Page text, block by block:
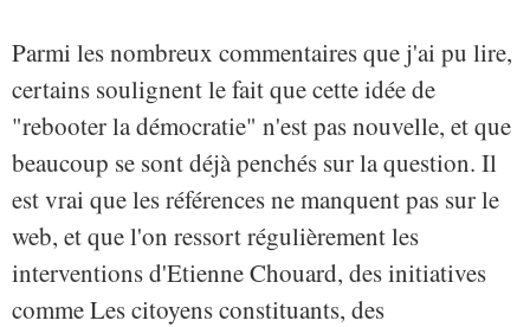
Parmi les nombreux commentaires que j'ai pu lire,
certains soulignent le fait que cette idée de
"rebooter la démocratie" n'est pas nouvelle, et que
beaucoup se sont déjà penchés sur la question. Il
est vrai que les références ne manquent pas sur le
web, et que l'on ressort régulièrement les
interventions d'Etienne Chouard, des initiatives
comme Les citoyens constituants, des